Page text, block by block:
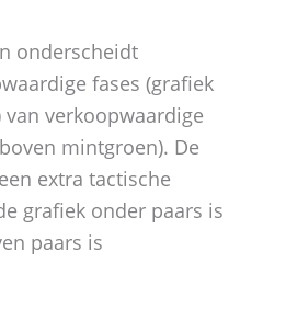
onderscheidt
fases (grafiek
verkoopwaardige
mintgroen). De
extra tactische
grafiek onder paars is
paars is